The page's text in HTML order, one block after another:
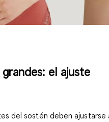
el ajuste
del sostén deben ajustarse